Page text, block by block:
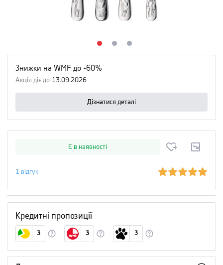
Знижки на WMF до -60%
Акція діє до 13.09.2026
Дізнатися деталі
Є в наявності
1 відгук
Кредитні пропозиції
3 3 3